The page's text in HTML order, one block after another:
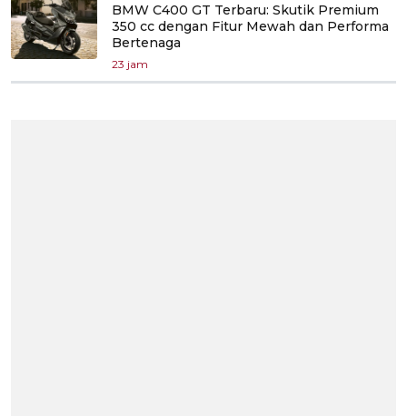
BMW C400 GT Terbaru: Skutik Premium
350 cc dengan Fitur Mewah dan Performa
Bertenaga
23 jam